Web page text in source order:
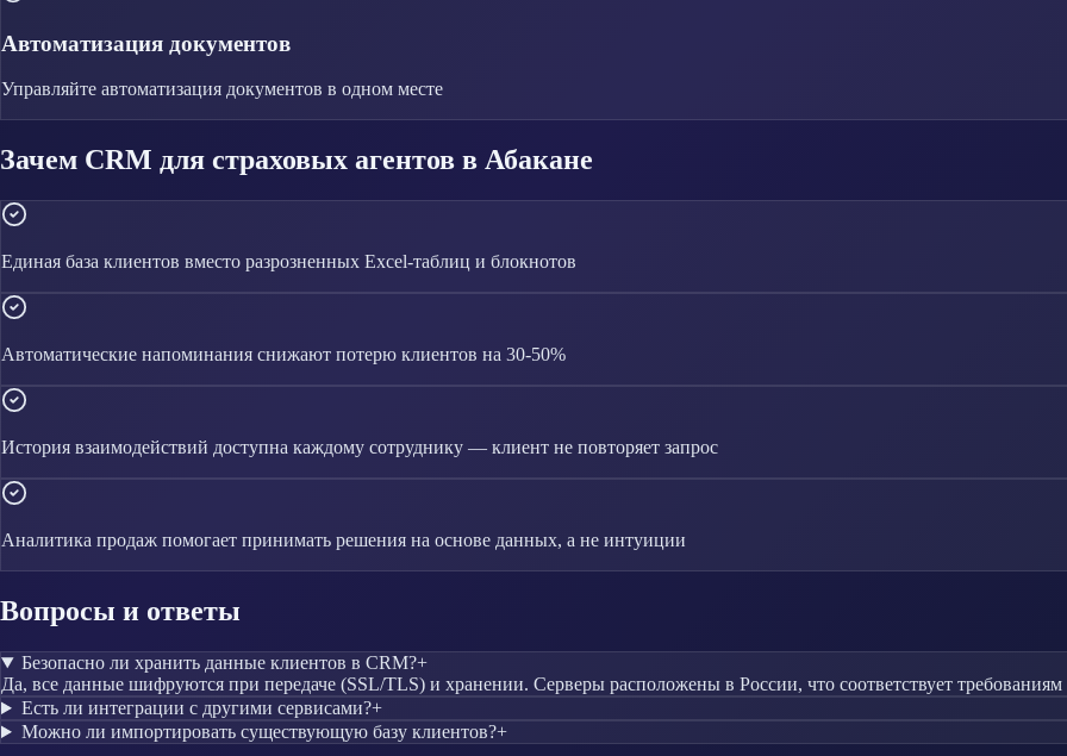
Автоматизация документов
Управляйте автоматизация документов в одном месте
Зачем CRM для страховых агентов в Абакане
Единая база клиентов вместо разрозненных Excel-таблиц и блокнотов
Автоматические напоминания снижают потерю клиентов на 30-50%
История взаимодействий доступна каждому сотруднику — клиент не повторяет запрос
Аналитика продаж помогает принимать решения на основе данных, а не интуиции
Вопросы и ответы
Безопасно ли хранить данные клиентов в CRM?+
Да, все данные шифруются при передаче (SSL/TLS) и хранении. Серверы расположены в России, что соответствует
Есть ли интеграции с другими сервисами?+
Можно ли импортировать существующую базу клиентов?+